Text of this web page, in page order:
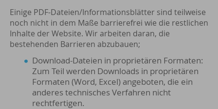
Einige PDF-Dateien/Informationsblätter sind teilweise
noch nicht in dem Maße barrierefrei wie die restlichen
Inhalte der Website. Wir arbeiten daran, die
bestehenden Barrieren abzubauen;
Download-Dateien in proprietären Formaten:
Zum Teil werden Downloads in proprietären
Formaten (Word, Excel) angeboten, die ein
anderes technisches Verfahren nicht
rechtfertigen.